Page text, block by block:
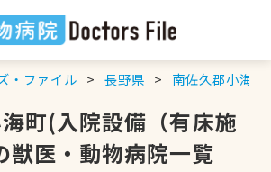
・ファイル 長野県 南佐久郡小海町
町(入院設備（有床施
獣医・動物病院一覧